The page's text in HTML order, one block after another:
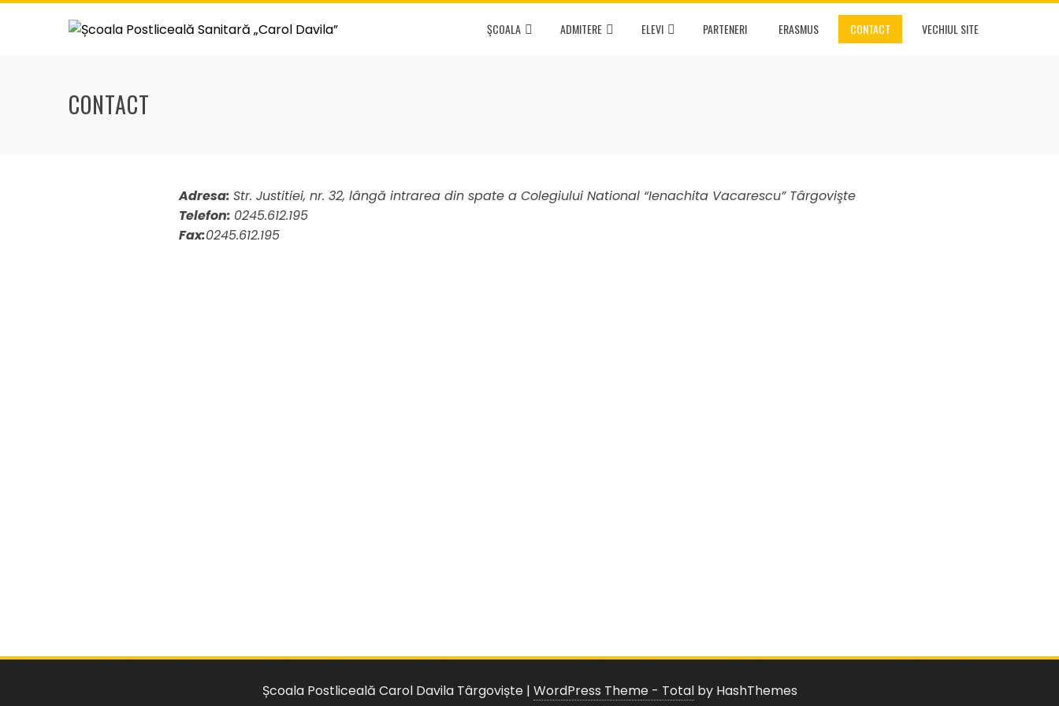
Skip
ŞCOALA ADMITERE ELEVI PARTENERI ERASMUS CONTACT VECHIUL SITE
CONTACT
Adresa: Str. Justitiei, nr. 32, lângă intrarea din spate a Colegiului National “Ienachita Vacarescu” Târgovişte
Telefon: 0245.612.195
Fax:0245.612.195
Școala Postliceală Carol Davila Târgoviște| WordPress Theme - Totalby HashThemes